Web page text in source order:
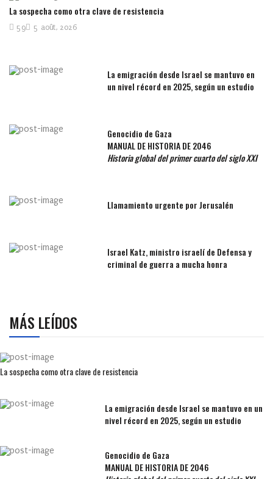
La sospecha como otra clave de resistencia
5 août, 2026
59
La emigración desde Israel se mantuvo en
un nivel récord en 2025, según un estudio
Genocidio de Gaza
MANUAL DE HISTORIA DE 2046
Historia global del primer cuarto del siglo XXI
Llamamiento urgente por Jerusalén
Israel Katz, ministro israelí de Defensa y
criminal de guerra a mucha honra
MÁS LEÍDOS
La sospecha como otra clave de resistencia
La emigración desde Israel se mantuvo en un
nivel récord en 2025, según un estudio
Genocidio de Gaza
MANUAL DE HISTORIA DE 2046